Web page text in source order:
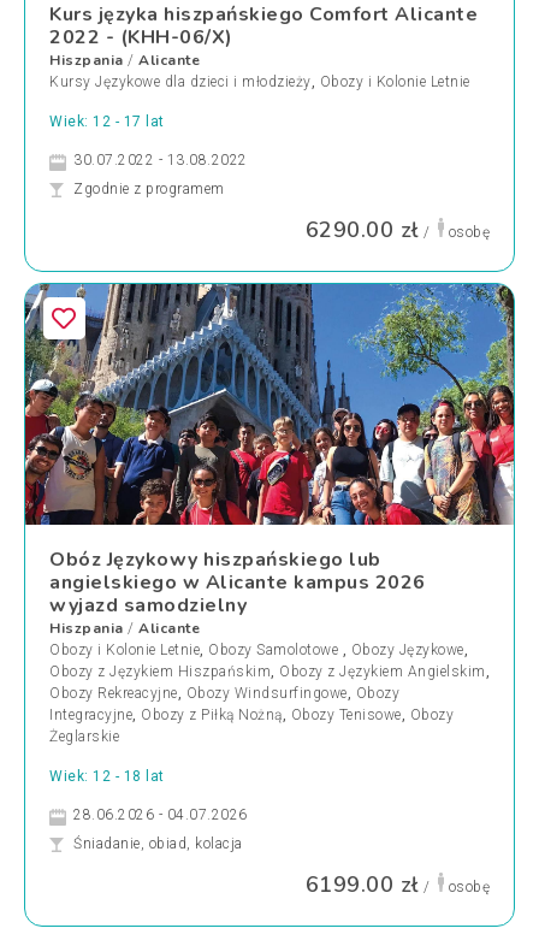
Kurs języka hiszpańskiego Comfort Alicante
2022 - (KHH-06/X)
Hiszpania / Alicante
Kursy Językowe dla dzieci i młodzieży, Obozy i Kolonie Letnie
Wiek: 12 - 17 lat
30.07.2022 - 13.08.2022
Zgodnie z programem
6290.00 zł / osobę
Obóz Językowy hiszpańskiego lub
angielskiego w Alicante kampus 2026
wyjazd samodzielny
Hiszpania / Alicante
Obozy i Kolonie Letnie, Obozy Samolotowe , Obozy Językowe,
Obozy z Językiem Hiszpańskim, Obozy z Językiem Angielskim ,
Obozy Rekreacyjne, Obozy Windsurfingowe, Obozy
Integracyjne, Obozy z Piłką Nożną, Obozy Tenisowe, Obozy
Żeglarskie
Wiek: 12 - 18 lat
28.06.2026 - 04.07.2026
Śniadanie, obiad, kolacja
6199.00 zł / osobę